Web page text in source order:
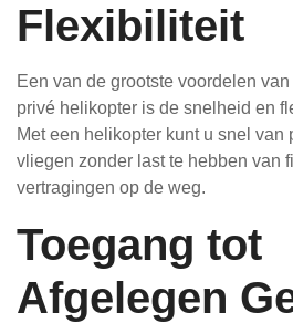
Flexibiliteit
Een van de grootste voordelen
privé helikopter is de snelheid en
Met een helikopter kunt u snel van
vliegen zonder last te hebben van
vertragingen op de weg.
Toegang tot
Afgelegen